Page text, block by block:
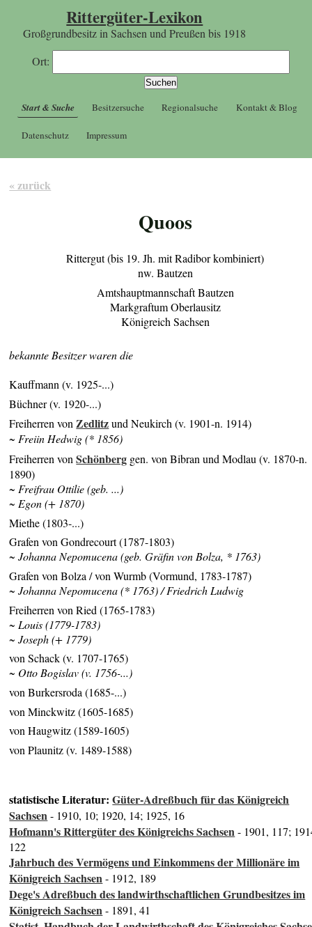
Rittergüter-Lexikon
Großgrundbesitz in Sachsen und Preußen bis 1918
Ort:
Start & Suche Besitzersuche Regionalsuche Kontakt & Blog
Datenschutz Impressum
« zurück
Quoos
Rittergut (bis 19. Jh. mit Radibor kombiniert)
nw. Bautzen
Amtshauptmannschaft Bautzen
Markgraftum Oberlausitz
Königreich Sachsen
bekannte Besitzer waren die
Kauffmann (v. 1925-...)
Büchner (v. 1920-...)
Freiherren vonZedlitzund Neukirch (v. 1901-n. 1914)
~ Freiin Hedwig (* 1856)
Freiherren vonSchönberg gen. von Bibran und Modlau (v. 1870-n.
1890)
~ Freifrau Ottilie (geb. ...)
~ Egon (+ 1870)
Miethe (1803-...)
Grafen von Gondrecourt (1787-1803)
~ Johanna Nepomucena (geb. Gräfin von Bolza, * 1763)
Grafen von Bolza / von Wurmb (Vormund, 1783-1787)
~ Johanna Nepomucena (* 1763) / Friedrich Ludwig
Freiherren von Ried (1765-1783)
~ Louis (1779-1783)
~ Joseph (+ 1779)
von Schack (v. 1707-1765)
~ Otto Bogislav (v. 1756-...)
von Burkersroda (1685-...)
von Minckwitz (1605-1685)
von Haugwitz (1589-1605)
von Plaunitz (v. 1489-1588)
statistische Literatur:Güter-Adreßbuch für das Königreich
Sachsen- 1910, 10; 1920, 14; 1925, 16
Hofmann's Rittergüter des Königreichs Sachsen- 1901, 117;
122
Jahrbuch des Vermögens und Einkommens der Millionäre im
Königreich Sachsen- 1912, 189
Dege's Adreßbuch des landwirthschaftlichen Grundbesitzes im
Königreich Sachsen- 1891, 41